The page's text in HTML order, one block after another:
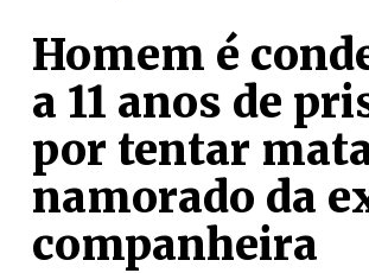
Homem é
a 11 anos de
por tentar
namorado da
companheira